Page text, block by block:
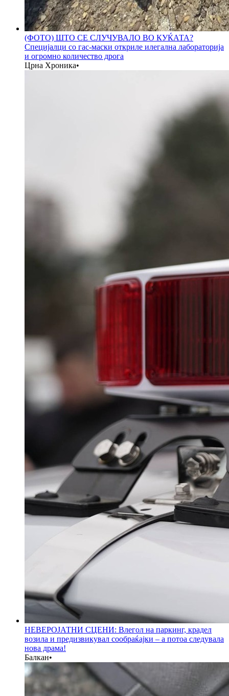
(ФОТО) ШТО СЕ СЛУЧУВАЛО ВО КУЌАТА?
Специјалци со гас-маски откриле илегална лабораторија
и огромно количество дрога
Црна Хроника•
НЕВЕРОЈАТНИ СЦЕНИ: Влегол на паркинг, крадел
возила и предизвикувал сообраќајки – а потоа следувала
нова драма!
Балкан•